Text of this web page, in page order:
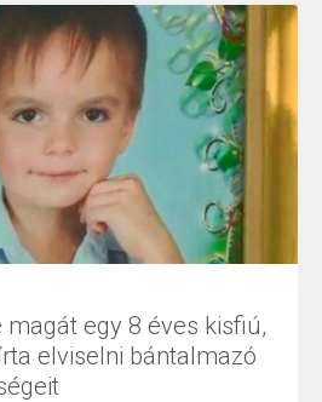
egy 8 éves kisfiú,
elviselni bántalmazó